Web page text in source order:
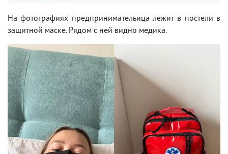
На фотографиях предпринимательица лежит в постели в
защитной маске. Рядом с ней видно медика.